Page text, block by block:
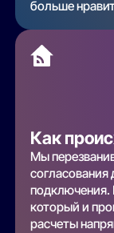
больше
Как
Мы
согласования
подключения.
который и
расчеты